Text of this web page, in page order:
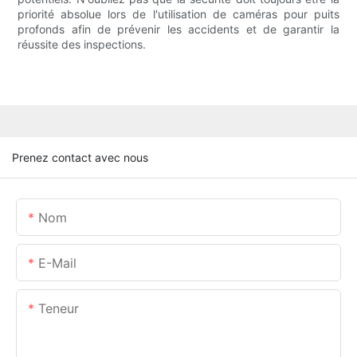
priorité absolue lors de l'utilisation de caméras pour puits
profonds afin de prévenir les accidents et de garantir la
réussite des inspections.
Prenez contact avec nous
Nom
E-Mail
Teneur